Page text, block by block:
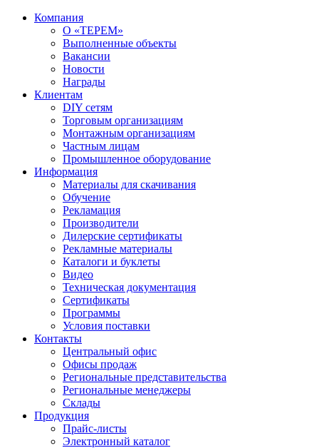
Компания
О «ТЕРЕМ»
Выполненные объекты
Вакансии
Новости
Награды
Клиентам
DIY сетям
Торговым организациям
Монтажным организациям
Частным лицам
Промышленное оборудование
Информация
Материалы для скачивания
Обучение
Рекламация
Производители
Дилерские сертификаты
Рекламные материалы
Каталоги и буклеты
Видео
Техническая документация
Сертификаты
Программы
Условия поставки
Контакты
Центральный офис
Офисы продаж
Региональные представительства
Региональные менеджеры
Склады
Продукция
Прайс-листы
Электронный каталог